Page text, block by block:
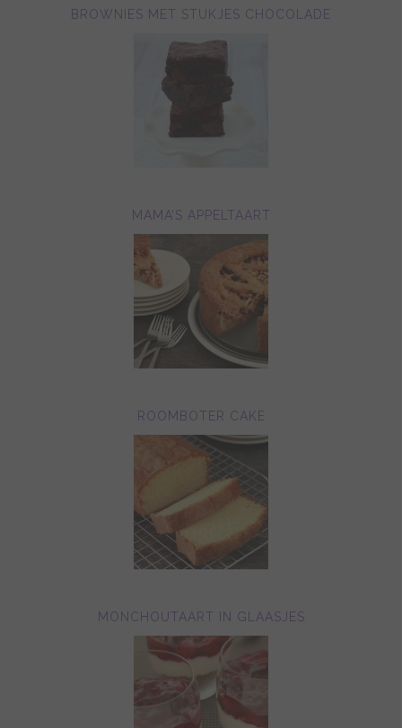
BROWNIES MET STUKJES CHOCOLADE
MAMA’S APPELTAART
ROOMBOTER CAKE
MONCHOUTAART IN GLAASJES